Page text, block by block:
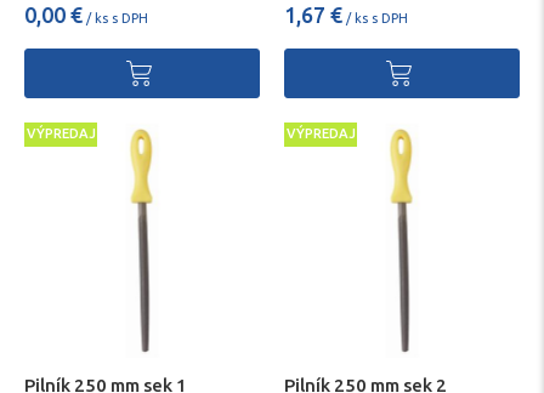
0,00 € / ks s DPH 1,67 € / ks s DPH
VÝPREDAJ
Pilník 250 mm sek 1
VÝPREDAJ
Pilník 250 mm sek 2